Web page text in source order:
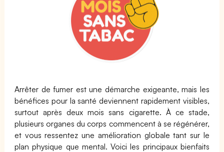
Arrêter de fumer est une démarche exigeante, mais les
bénéfices pour la santé deviennent rapidement visibles,
surtout après deux mois sans cigarette. À ce stade,
plusieurs organes du corps commencent à se régénérer,
et vous ressentez une amélioration globale tant sur le
plan physique que mental. Voici les principaux bienfaits